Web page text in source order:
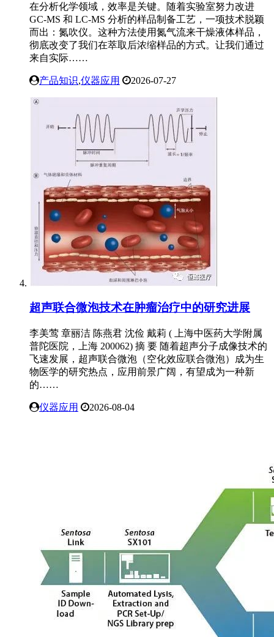
在分析化学领域，效率是关键。随着实验室努力改进
GC-MS 和 LC-MS 分析的样品制备工艺，一项技术脱颖
而出：氮吹仪。这种方法使用氮气流来干燥液体样品，
彻底改变了我们在萃取后浓缩样品的方式。让我们通过
来自实际……
产品知识,仪器应用 2026-07-27
超声联合微泡技术在肿瘤治疗中的研究进展
李美莺 章丽洁 陈燕君 沈俭 戴莉 ( 上海中医药大学附属
普陀医院，上海 200062) 摘 要 随着超声分子成像技术的
飞速发展，超声联合微泡（空化效应联合微泡）成为生
物医学的研究热点，应用前景广阔，有望成为一种新
的……
仪器应用 2026-08-04